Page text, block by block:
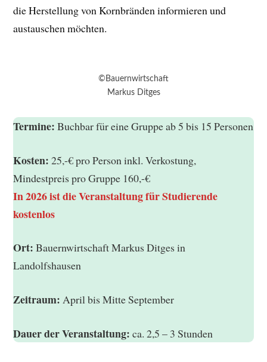
die Herstellung von Kornbränden informieren und
austauschen möchten.
©Bauernwirtschaft
Markus Ditges
Termine: Buchbar für eine Gruppe ab 5 bis 15 Personen
Kosten: 25,-€ pro Person inkl. Verkostung,
Mindestpreis pro Gruppe 160,-€
In 2026 ist die Veranstaltung für Studierende
kostenlos
Ort: Bauernwirtschaft Markus Ditges in
Landolfshausen
Zeitraum: April bis Mitte September
Dauer der Veranstaltung: ca. 2,5 – 3 Stunden